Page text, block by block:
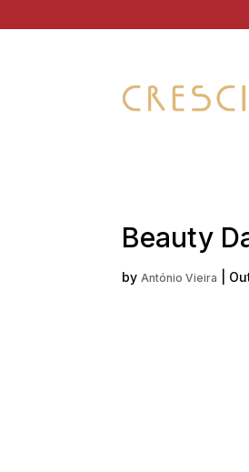
Beauty
by António Vieira